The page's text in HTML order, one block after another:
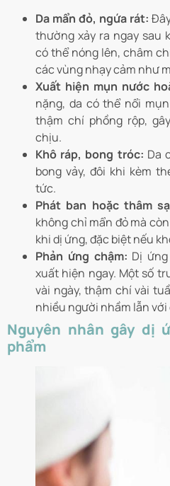
Da mẩn đỏ, ngứa rát:
thường xảy ra ngay sau
có thể nóng lên, châm
các vùng nhạy cảm như
Xuất hiện mụn nước
nặng, da có thể nổi
thậm chí phồng rộp,
chịu.
Khô ráp, bong tróc: Da
bong vảy, đôi khi kèm
tức.
Phát ban hoặc thâm
không chỉ mẩn đỏ mà
khi dị ứng, đặc biệt nếu
Phản ứng chậm: Dị
xuất hiện ngay. Một số
vài ngày, thậm chí vài
nhiều người nhầm lẫn với
Nguyên nhân gây dị
phẩm